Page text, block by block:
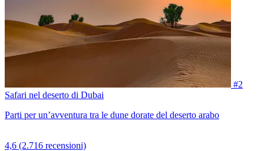
#2
Safari nel deserto di Dubai
Parti per un’avventura tra le dune dorate del deserto arabo
4,6 (2.716 recensioni)